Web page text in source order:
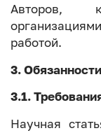
Авторов,
работой.
3.
3.1.
Научная